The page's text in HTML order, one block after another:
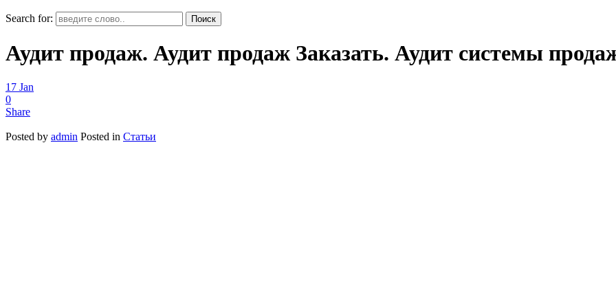
Search for:
Аудит продаж. Аудит продаж Заказать. Аудит системы
17 Jan
0
Share
Posted by admin Posted in Статьи